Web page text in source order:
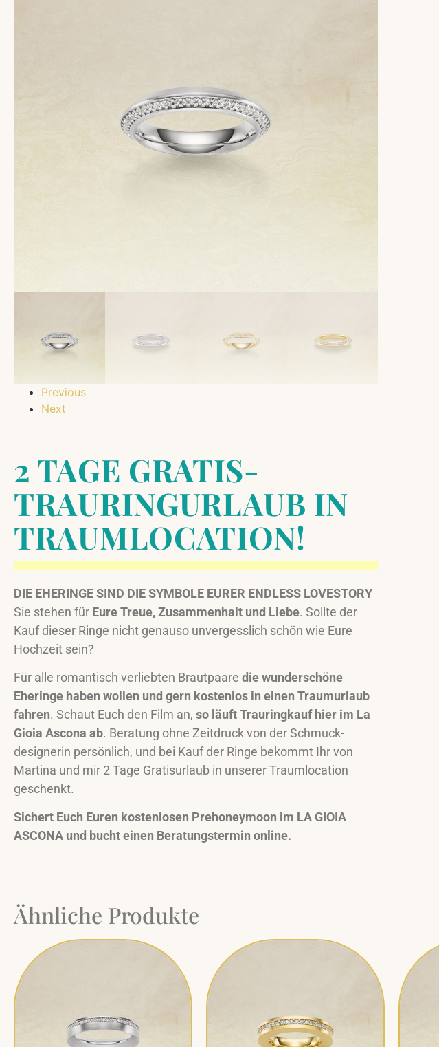
Previous
Next
2 TAGE GRATIS-
TRAURINGURLAUB IN
TRAUMLOCATION!
DIE EHERINGE SIND DIE SYMBOLE EURER ENDLESS LOVESTORY
Sie stehen für Eure Treue, Zusammenhalt und Liebe. Sollte der
Kauf dieser Ringe nicht genauso unvergesslich schön wie Eure
Hochzeit sein?
Für alle romantisch verliebten Brautpaare die wunderschöne
Eheringe haben wollen und gern kostenlos in einen Traumurlaub
fahren. Schaut Euch den Film an, so läuft Trauringkauf hier im La
Gioia Ascona ab. Beratung ohne Zeitdruck von der Schmuck-
designerin persönlich, und bei Kauf der Ringe bekommt Ihr von
Martina und mir 2 Tage Gratisurlaub in unserer Traumlocation
geschenkt.
Sichert Euch Euren kostenlosen Prehoneymoon im LA GIOIA
ASCONA und bucht einen Beratungstermin online.
Ähnliche Produkte